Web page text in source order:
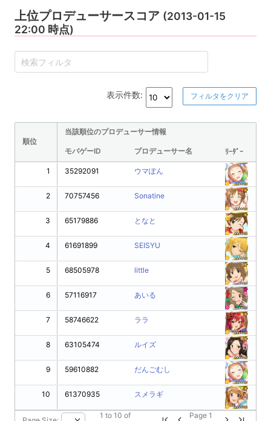
上位プロデューサースコア (2013-01-15
22:00 時点)
表示件数: フィルタをクリア
順位
当該順位のプロデューサー情報
モバゲーID プロデューサー名 ﾘｰﾀﾞｰ
1
2
3
4
5
6
7
8
9
10
35292091 ウマぽん
70757456 Sonatine
65179886 となと
61691899 SEISYU
68505978 little
57116917 あいる
58746622 ララ
63105474 ルイズ
59610882 だんごむし
61370935 スメラギ
1 to 10 of
Page 1